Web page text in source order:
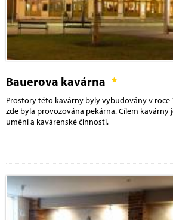
Bauerova kavárna
Prostory této kavárny byly vybudovány v roce
zde byla provozována pekárna. Cílem kavárny
umění a kavárenské činnosti.